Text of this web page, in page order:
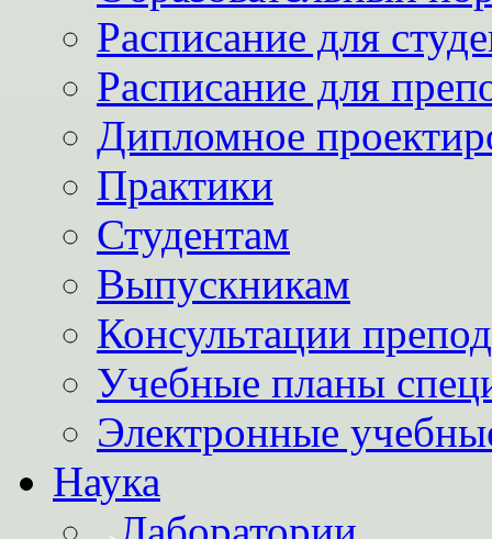
Расписание для
Расписание для
Дипломное
Практики
Студентам
Выпускникам
Консультации
Учебные планы
Электронные
Наука